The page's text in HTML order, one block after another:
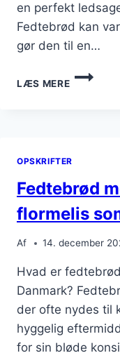
en perfekt
Fedtebrød kan
gør den til en…
LÆS MEREMED
OPSKRIFTER
Fedtebrød
flormelis
Af 14. december
Hvad er
Danmark?
der ofte nydes til
hyggelig
for sin bløde